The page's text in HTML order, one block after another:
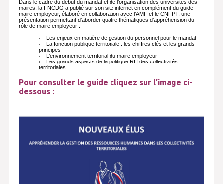
Dans le cadre du début du mandat et de l’organisation des universités des
maires, la FNCDG a publié sur son site internet en complément du guide
maire employeur, élaboré en collaboration avec l’AMF et le CNFPT, une
présentation permettant d’aborder quatre thématiques d’appréhension du
rôle de maire employeur :
Les enjeux en matière de gestion du personnel pour le mandat
La fonction publique territoriale : les chiffres clés et les grands
principes
L’environnement territorial du maire employeur
Les grands aspects de la politique RH des collectivités
territoriales.
Pour consulter le guide cliquez sur l’image ci-
dessous :